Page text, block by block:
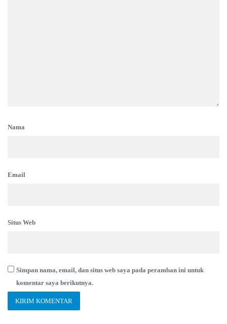
Nama
Email
Situs Web
Simpan nama, email, dan situs web saya pada peramban ini untuk
komentar saya berikutnya.